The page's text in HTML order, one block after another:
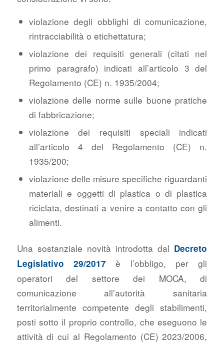
violazione degli obblighi di comunicazione,
rintracciabilità o etichettatura;
violazione dei requisiti generali (citati nel
primo paragrafo) indicati all’articolo 3 del
Regolamento (CE) n. 1935/2004;
violazione delle norme sulle buone pratiche
di fabbricazione;
violazione dei requisiti speciali indicati
all’articolo 4 del Regolamento (CE) n.
1935/200;
violazione delle misure specifiche riguardanti
materiali e oggetti di plastica o di plastica
riciclata, destinati a venire a contatto con gli
alimenti.
Una sostanziale novità introdotta dal Decreto
Legislativo 29/2017è l’obbligo, per gli
operatori del settore dei MOCA, di
comunicazione all’autorità sanitaria
territorialmente competente degli stabilimenti,
posti sotto il proprio controllo, che eseguono le
attività di cui al Regolamento (CE) 2023/2006,